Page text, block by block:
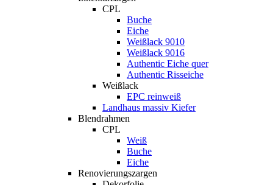
CPL
Buche
Eiche
Weißlack 9010
Weißlack 9016
Authentic Eiche quer
Authentic Risseiche
Weißlack
EPC reinweiß
Landhaus massiv Kiefer
Blendrahmen
CPL
Weiß
Buche
Eiche
Renovierungszargen